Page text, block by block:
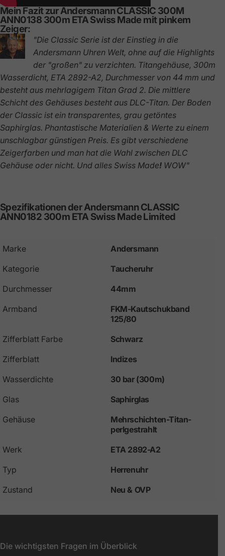
Mein Fazit zur Andersmann CLASSIC 300M
ANN0138 300m ETA Swiss Made mit pinkem
Zeiger:
"Die Classic Serie ist der Einstieg in die
Andersmann Uhren Welt, ohne auf die Highlights
der "großen" zu verzichten. Titangehäuse, 300m
Wasserdicht, ETA 2892-A2, Durchmesser von 44 mm und
besteht aus mehrlagigem Titan Grad 2. Die mittlere
Schicht des Gehäuses besteht aus DLC-Titan. Der Boden
der Classic ist ein transparentes, grau getöntes
Saphirglas. Phantastische Materialien & Werte zu einem
unschlagbar günstigen Preis. Es gibt verschiedene
Zeigerfarben und man hat die Wahl zwischen DLC
Gehäuse oder nicht. Und alles Swiss Made! WOW"
Spezifikationender Andersmann CLASSIC
ANN0182 300m ETA SwissMadeLimited
Marke
Andersmann
Kategorie
Taucheruhr
Durchmesser
44mm
Armband
FKM-Kautschukband
125/80
Zifferblatt Farbe
Schwarz
Zifferblatt
Indizes
Wasserdichte
30 bar (300m)
Glas
Saphirglas
Gehäuse
Mehrschichten-Titan-
perlgestrahlt
Werk
ETA 2892-A2
Typ
Herrenuhr
Zustand
Neu & OVP
Die wichtigsten Fragen im Überblick